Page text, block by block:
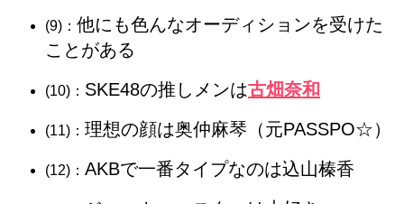
(9)： 他にも色んなオーディションを受けた
ことがある
(10)： SKE48の推しメンは古畑奈和
(11)： 理想の顔は奥仲麻琴（元PASSPO☆）
(12)： AKBで一番タイプなのは込山榛香